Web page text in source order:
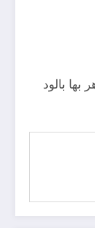
بالود